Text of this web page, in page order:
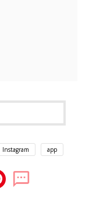
Instagram app